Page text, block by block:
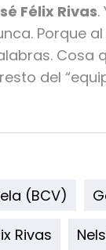
Félix Rivas.
Porque
Cosa
del
(BCV)
Rivas